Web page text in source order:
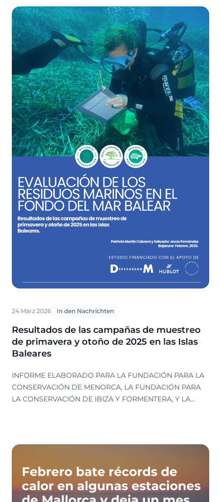
húmedo en la isla.
24 März 2026 In den Nachrichten
Resultados de las campañas de muestreo
de primavera y otoño de 2025 en las Islas
Baleares
INFORME ELABORADO PARA LA FUNDACIÓN PARA LA
CONSERVACIÓN DE MENORCA, LA FUNDACIÓN PARA
LA CONSERVACIÓN DE IBIZA Y FORMENTERA, Y LA